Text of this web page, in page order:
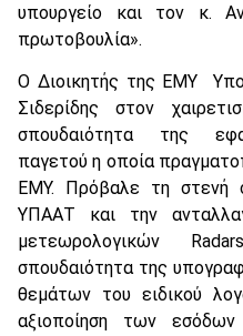
υπουργείο και τον κ.
πρωτοβουλία».
Ο Διοικητής της ΕΜΥ
Σιδερίδης στον
σπουδαιότητα της
παγετού η οποία
ΕΜΥ. Πρόβαλε τη στενή
ΥΠΑΑΤ και την
μετεωρολογικών
σπουδαιότητα της
θεμάτων του ειδικού
αξιοποίηση των